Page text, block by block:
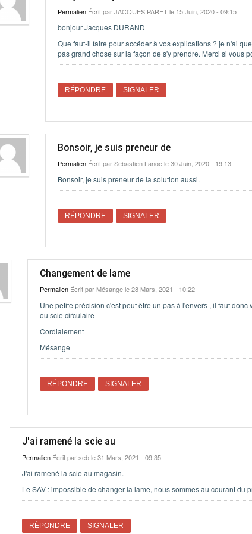
Permalien Écrit parJACQUES PARETle 15 Juin, 2020 - 09:15
bonjour Jacques DURAND
Que faut-il faire pour accéder à vos explications ? je n'ai
pas grand chose sur la façon de s'y prendre. Merci si vous
RÉPONDRE SIGNALER
Bonsoir, je suis preneur de
Permalien Écrit parSebastien Lanoele 30 Juin, 2020 - 19:13
Bonsoir, je suis preneur de la solution aussi.
RÉPONDRE SIGNALER
Changement de lame
Permalien Écrit par Mésangele 28 Mars, 2021 - 10:22
Une petite précision c'est peut être un pas à l'envers , il faut
ou scie circulaire
Cordialement
Mésange
RÉPONDRE SIGNALER
J'ai ramené la scie au
Permalien Écrit parseble 31 Mars, 2021 - 09:35
J'ai ramené la scie au magasin.
Le SAV : impossible de changer la lame, nous sommes au courant du
RÉPONDRE SIGNALER